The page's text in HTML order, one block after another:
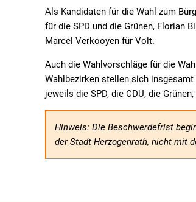
Als Kandidaten für die Wahl zum
für die SPD und die Grünen, Florian
Marcel Verkooyen für Volt.
Auch die Wahlvorschläge für die
Wahlbezirken stellen sich insgesamt
jeweils die SPD, die CDU, die
Hinweis: Die Beschwerdefrist
der Stadt Herzogenrath, nicht mit